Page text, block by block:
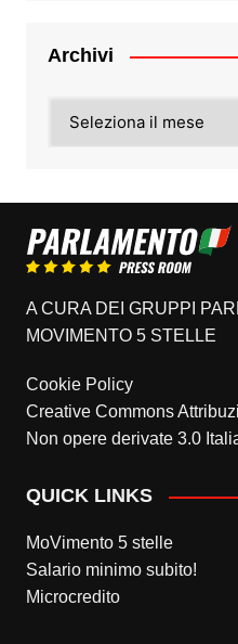
Archivi
A CURA DEI GRUPPI
MOVIMENTO 5 STELLE
Cookie Policy
Creative Commons
Non opere derivate 3.0
QUICK LINKS
MoVimento 5 stelle
Salario minimo subito!
Microcredito